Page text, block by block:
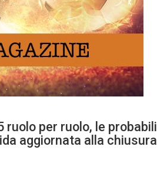
ruolo per ruolo, le probabili
aggiornata alla chiusura